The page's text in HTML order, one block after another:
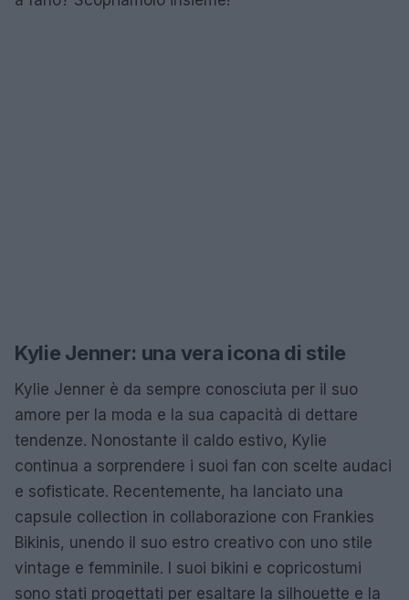
Kylie Jenner: una vera icona di stile
Kylie Jenner è da sempre conosciuta per il suo
amore per la moda e la sua capacità di dettare
tendenze. Nonostante il caldo estivo, Kylie
continua a sorprendere i suoi fan con scelte audaci
e sofisticate. Recentemente, ha lanciato una
capsule collection in collaborazione con Frankies
Bikinis, unendo il suo estro creativo con uno stile
vintage e femminile. I suoi bikini e copricostumi
sono stati progettati per esaltare la silhouette e la